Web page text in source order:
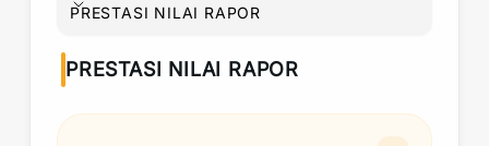
PRESTASI NILAI RAPOR
PRESTASI NILAI RAPOR